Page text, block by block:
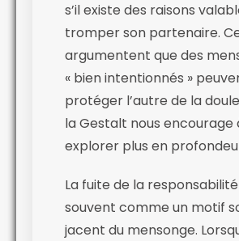
s’il existe des raisons
tromper son partenaire.
argumentent que des
« bien intentionnés »
protéger l’autre de la
la Gestalt nous encourage
explorer plus en
La fuite de la
souvent comme un motif
jacent du mensonge.